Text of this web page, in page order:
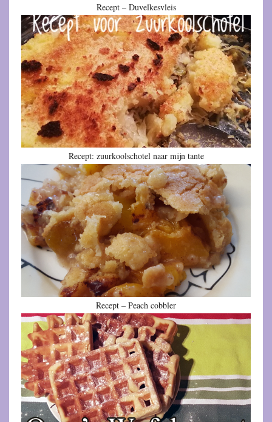
Recept – Duvelkesvleis
Recept: zuurkoolschotel naar mijn tante
Recept – Peach cobbler